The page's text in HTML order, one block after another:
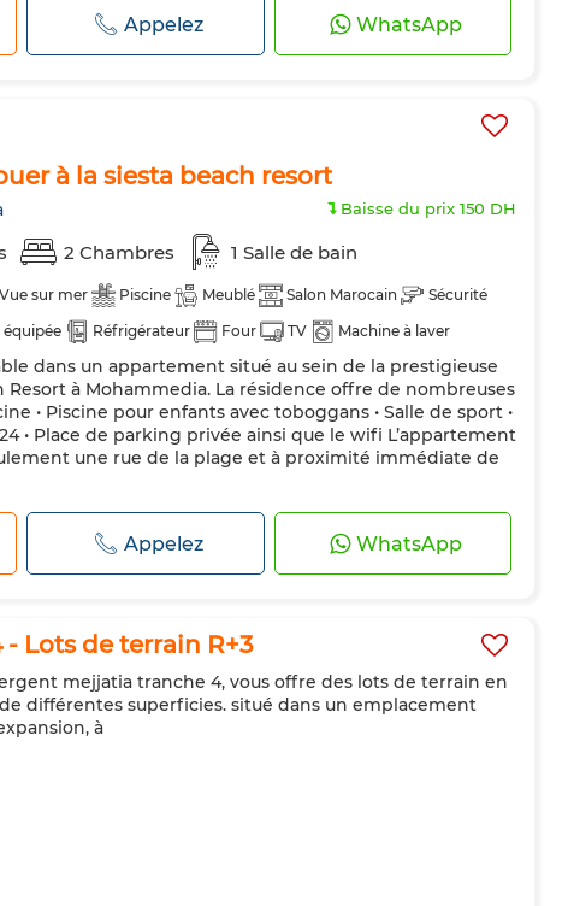
Appelez WhatsApp
à la siesta beach resort
Baisse du prix 150 DH
2 Chambres 1 Salle de bain
Vue sur mer Piscine Meublé Salon Marocain
Sécurité
équipée Réfrigérateur Four TV
Machine à laver
dans un appartement situé au sein de la prestigieuse
Resort à Mohammedia. La résidence offre de nombreuses
• Piscine pour enfants avec toboggans • Salle de sport •
• Place de parking privée ainsi que le wifi L’appartement
une rue de la plage et à proximité immédiate de
Appelez WhatsApp
Lots de terrain R+3
mejjatia tranche 4, vous offre des lots de terrain en
différentes superficies. situé dans un emplacement
à